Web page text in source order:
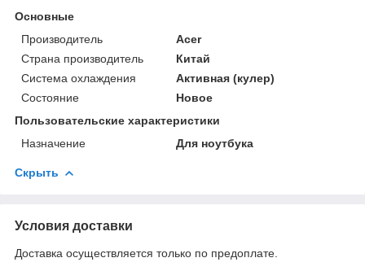
Основные
Производитель
Acer
Страна производитель
Китай
Система охлаждения
Активная (кулер)
Состояние
Новое
Пользовательские характеристики
Назначение
Для ноутбука
Скрыть
Условия доставки
Доставка осуществляется только по предоплате.